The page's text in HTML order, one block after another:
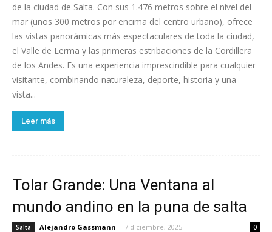
de la ciudad de Salta. Con sus 1.476 metros sobre el nivel del
mar (unos 300 metros por encima del centro urbano), ofrece
las vistas panorámicas más espectaculares de toda la ciudad,
el Valle de Lerma y las primeras estribaciones de la Cordillera
de los Andes. Es una experiencia imprescindible para cualquier
visitante, combinando naturaleza, deporte, historia y una
vista...
Leer más
Tolar Grande: Una Ventana al
mundo andino en la puna de salta
Salta Alejandro Gassmann - 7 diciembre, 2025 0